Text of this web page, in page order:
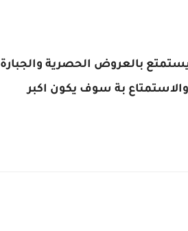
بالعروض الحصرية والجبارة
بة سوف يكون اكبر